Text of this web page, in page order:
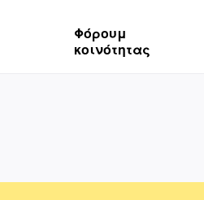
Φόρουμ
κοινότητας